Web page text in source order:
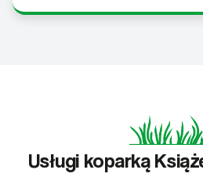
Usługi koparką